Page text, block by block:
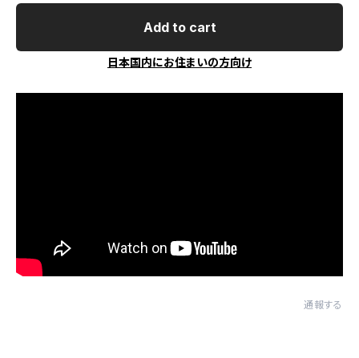
Add to cart
日本国内にお住まいの方向け
通報する